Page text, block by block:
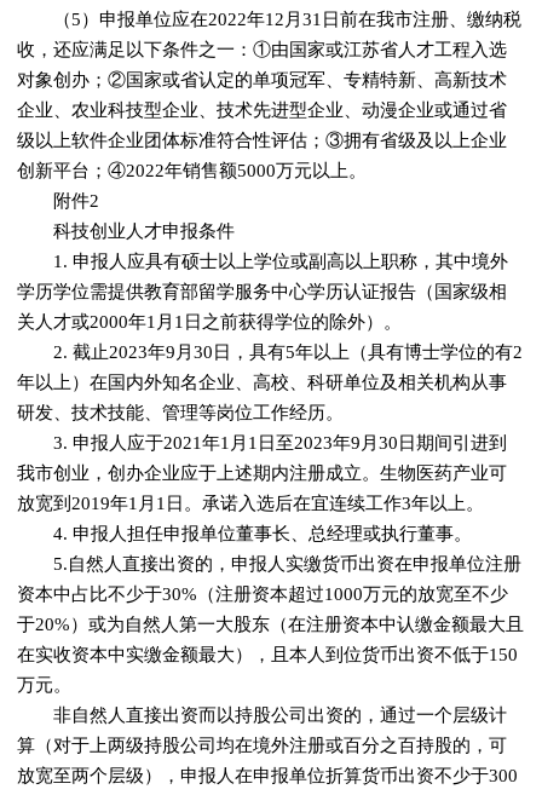
（5）申报单位应在2022年12月31日前在我市注册、缴纳税
收，还应满足以下条件之一：①由国家或江苏省人才工程入选
对象创办；②国家或省认定的单项冠军、专精特新、高新技术
企业、农业科技型企业、技术先进型企业、动漫企业或通过省
级以上软件企业团体标准符合性评估；③拥有省级及以上企业
创新平台；④2022年销售额5000万元以上。
附件2
科技创业人才申报条件
1. 申报人应具有硕士以上学位或副高以上职称，其中境外
学历学位需提供教育部留学服务中心学历认证报告（国家级相
关人才或2000年1月1日之前获得学位的除外）。
2. 截止2023年9月30日，具有5年以上（具有博士学位的有2
年以上）在国内外知名企业、高校、科研单位及相关机构从事
研发、技术技能、管理等岗位工作经历。
3. 申报人应于2021年1月1日至2023年9月30日期间引进到
我市创业，创办企业应于上述期内注册成立。生物医药产业可
放宽到2019年1月1日。承诺入选后在宜连续工作3年以上。
4. 申报人担任申报单位董事长、总经理或执行董事。
5.自然人直接出资的，申报人实缴货币出资在申报单位注册
资本中占比不少于30%（注册资本超过1000万元的放宽至不少
于20%）或为自然人第一大股东（在注册资本中认缴金额最大且
在实收资本中实缴金额最大），且本人到位货币出资不低于150
万元。
非自然人直接出资而以持股公司出资的，通过一个层级计
算（对于上两级持股公司均在境外注册或百分之百持股的，可
放宽至两个层级），申报人在申报单位折算货币出资不少于300